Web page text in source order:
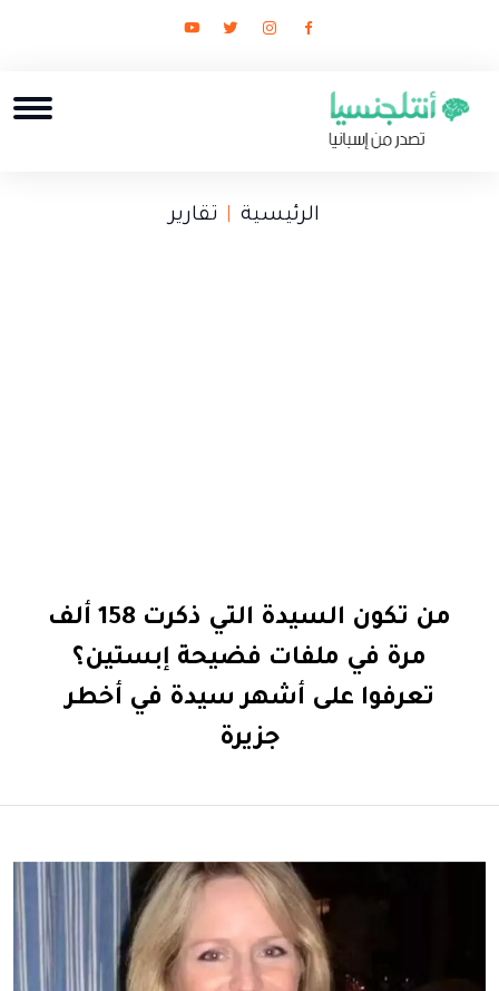
الرئيسية تقارير
من تكون السيدة التي ذكرت 158 ألف
مرة في ملفات فضيحة إبستين؟
تعرفوا على أشهر سيدة في أخطر
جزيرة